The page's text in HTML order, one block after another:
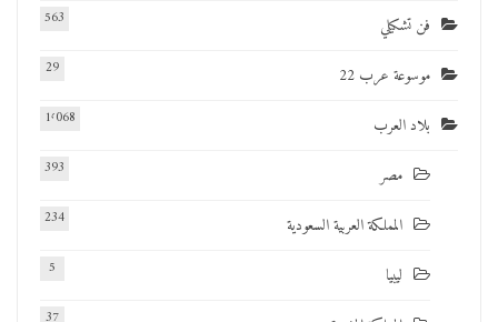
فن تشكيلي 563
موسوعة عرب 22 29
بلاد العرب 1٬068
مصر 393
المملكة العربية السعودية 234
ليبيا 5